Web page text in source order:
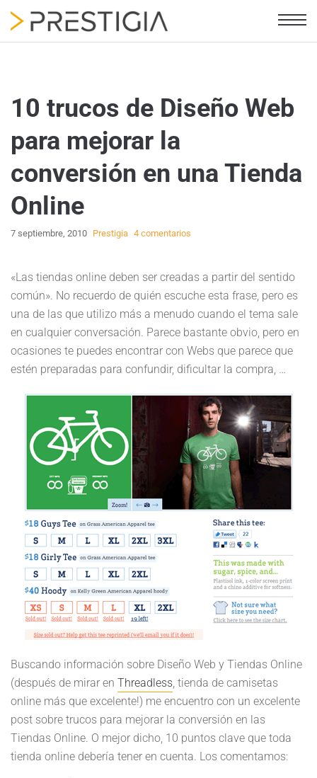
10 trucos de Diseño Web
para mejorar la
conversión en una Tienda
Online
7 septiembre, 2010 Prestigia 4 comentarios
«Las tiendas online deben ser creadas a partir del sentido
común». No recuerdo de quién escuche esta frase, pero es
una de las que utilizo más a menudo cuando el tema sale
en cualquier conversación. Parece bastante obvio, pero en
ocasiones te puedes encontrar con Webs que parece que
estén preparadas para confundir, dificultar la compra, …
Buscando información sobre Diseño Web y Tiendas Online
(después de mirar en Threadless, tienda de camisetas
online más que excelente!) me encuentro con un excelente
post sobre trucos para mejorar la conversión en las
Tiendas Online. O mejor dicho, 10 puntos clave que toda
tienda online debería tener en cuenta. Los comentamos: